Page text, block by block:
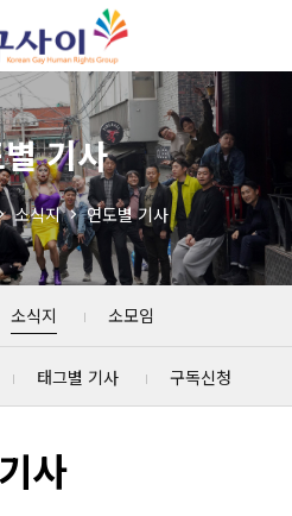
기사
소식지 연도별 기사
소식지 소모임
태그별 기사 구독신청
사